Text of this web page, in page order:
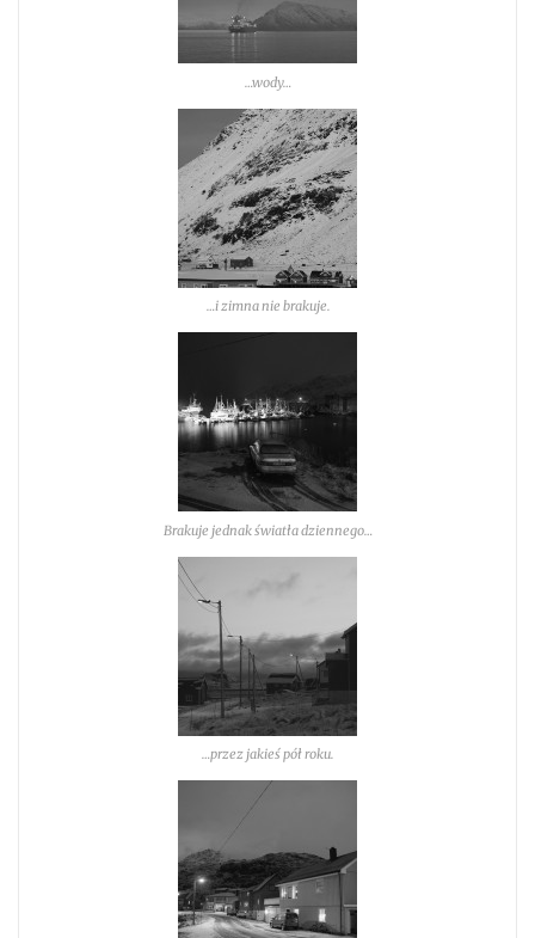
…wody…
…i zimna nie brakuje.
Brakuje jednak światła dziennego…
…przez jakieś pół roku.